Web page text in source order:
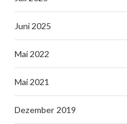
Juni 2025
Mai 2022
Mai 2021
Dezember 2019